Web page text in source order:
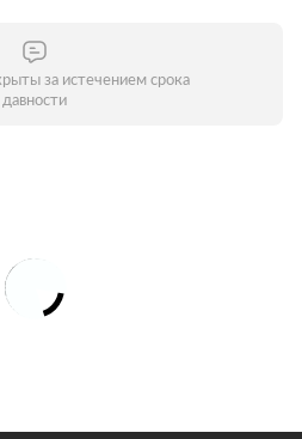
за истечением срока
давности